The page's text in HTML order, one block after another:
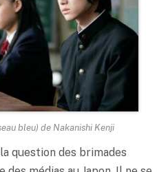
bleu) de Nakanishi Kenji
question des brimades